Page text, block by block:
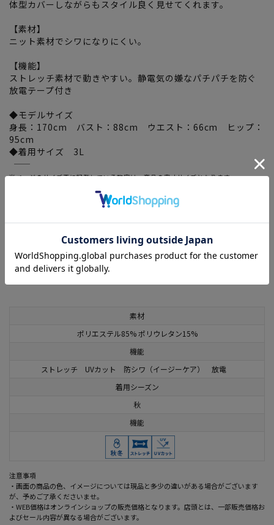
素材
ポリエステル85% ポリウレタン15%
機能
ストレッチ UVカット 防シワ（イージーケア） 放電
着用シーズン
秋
機能
注意事項
・画面の商品の色、イメージについては現品と多少の違いがある場合がございます
が、予めご了承くださいませ。
・WEB価格はオンラインショップの販売価格となります。店頭とは、一部販売価格お
よびセール内容が異なる場合がございます。
体型カバーしながらもスタイル良く見せてくれます。
【素材】
ニット素材でシワになりにくい。
【機能】
ストレッチ素材で動きやすい。静電気の嫌なパチパチを防ぐ
放電テープ付き
◆モデルサイズ
身長：170cm バスト：88cm ウエスト：66cm ヒップ：
95cm
◆着用サイズ 3L
―――――――――――――――――――――――
当ページのサイズ表に記載している数字は、商品の実寸サイズとなります。
サイズ選択画面に記載している数字あるいはお届けした商品タグに記載している数字
は、ヌード寸の目安となりますので、実寸サイズと異なる場合がございます。
#ELFO #ELFOLadies #期間限定SALE(レディース)
この商品に関するお問い合わせはこちら